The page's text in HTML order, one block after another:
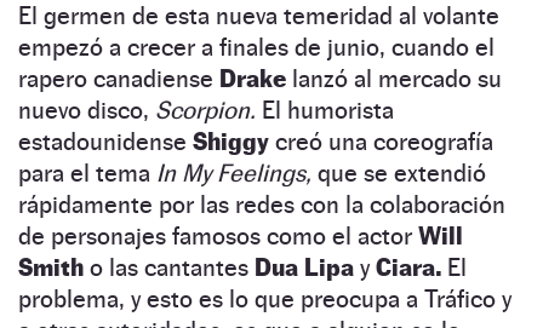
El germen de esta nueva temeridad al volante
empezó a crecer a finales de junio, cuando el
rapero canadiense Drake lanzó al mercado su
nuevo disco, Scorpion. El humorista
estadounidense Shiggy creó una coreografía
para el tema In My Feelings, que se extendió
rápidamente por las redes con la colaboración
de personajes famosos como el actor Will
Smith o las cantantes Dua Lipa yCiara. El
problema, y esto es lo que preocupa a Tráfico y